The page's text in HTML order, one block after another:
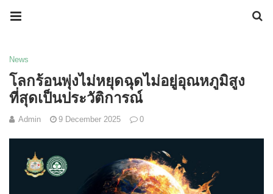
News
โลกร้อนพุ่งไม่หยุดฉุดไม่อยู่อุณหภูมิสูง
ที่สุดเป็นประวัติการณ์
Admin 9 December 2025 0